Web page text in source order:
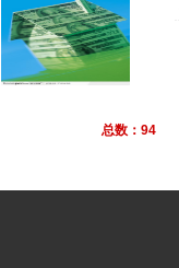
总数：94